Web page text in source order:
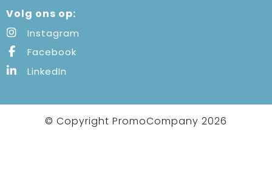
Volg ons op:
Instagram
Facebook
LinkedIn
© Copyright PromoCompany 2026